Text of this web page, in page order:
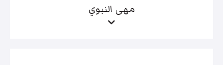
مهى النبوي